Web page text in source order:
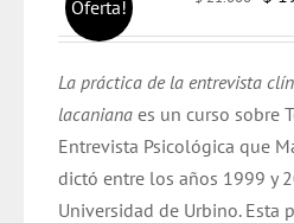
Oferta!
era:
$
La práctica de la entrevista
lacaniana es un curso sobre
Entrevista Psicológica que
dictó entre los años 1999 y
Universidad de Urbino. Esta